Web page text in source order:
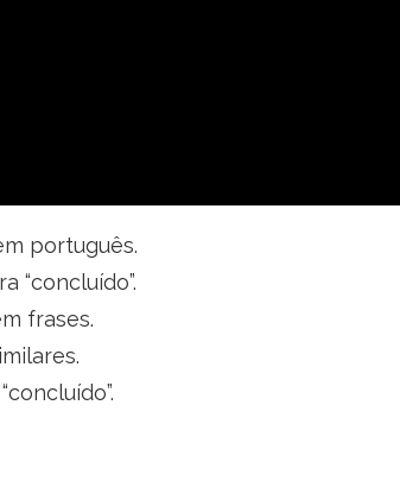
português.
“concluído”.
frases.